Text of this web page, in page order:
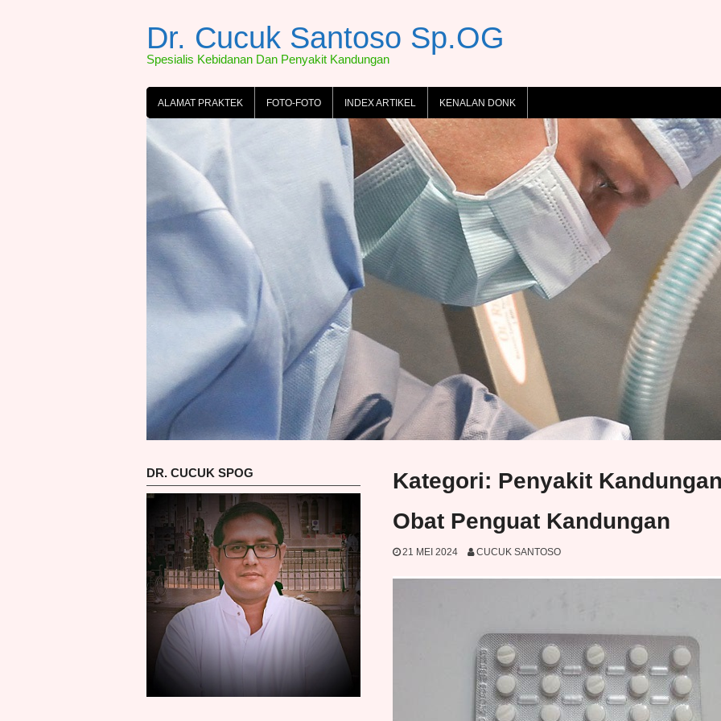
Dr. Cucuk Santoso Sp.OG
Spesialis Kebidanan Dan Penyakit Kandungan
ALAMAT PRAKTEK FOTO-FOTO INDEX ARTIKEL KENALAN DONK
Kategori: Penyakit
Obat Penguat Kandungan
21 MEI 2024 CUCUK SANTOSO
DR. CUCUK SPOG